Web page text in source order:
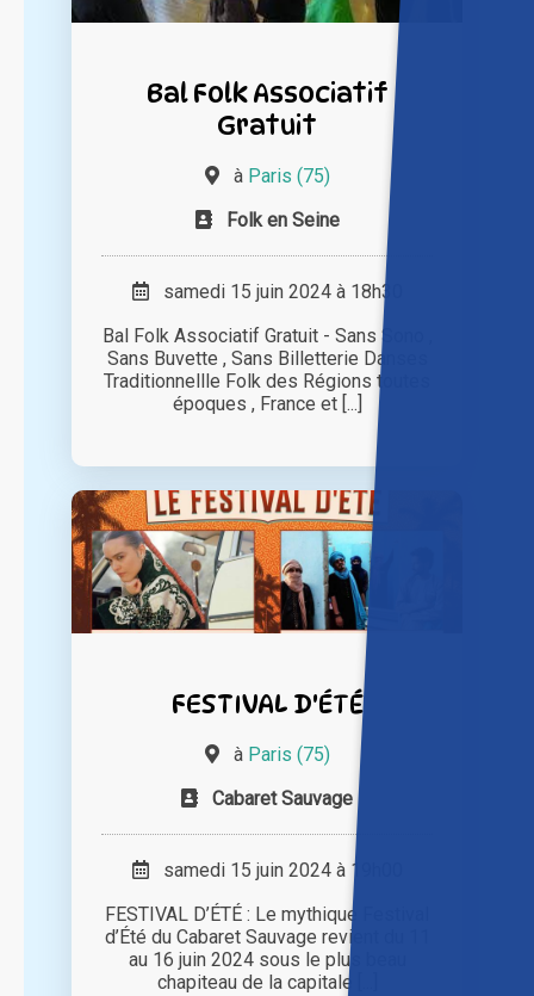
Bal Folk Associatif
Gratuit
à Paris (75)
Folk en Seine
samedi 15 juin 2024 à 18h30
Bal Folk Associatif Gratuit - Sans Sono ,
Sans Buvette , Sans Billetterie Danses
Traditionnellle Folk des Régions toutes
époques , France et [...]
FESTIVAL D'ÉTÉ
à Paris (75)
Cabaret Sauvage
samedi 15 juin 2024 à 19h00
FESTIVAL D’ÉTÉ : Le mythique Festival
d’Été du Cabaret Sauvage revient du 11
au 16 juin 2024 sous le plus beau
chapiteau de la capitale [...]